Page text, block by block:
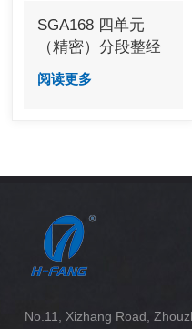
SGA168 四单元
（精密）分段整经
及上浆组合机
阅读更多
No.11, Xizhang Road,